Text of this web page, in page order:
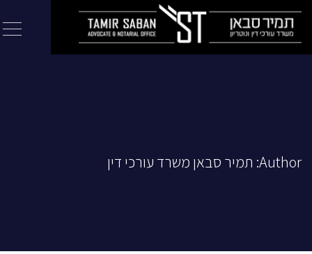
Author: תמיר סבאן משרד עורכי דין